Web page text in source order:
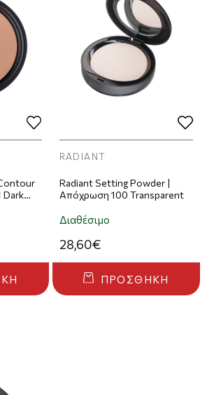
Dark
RADIANT
Radiant Setting Powder |
Απόχρωση 100 Transparent
Διαθέσιμο
28,60€
ΠΡΟΣΘΉΚΗ